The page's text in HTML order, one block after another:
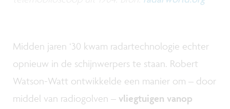
Midden jaren ‘30 kwam radartechnologie echter
opnieuw in de schijnwerpers te staan. Robert
Watson-Watt ontwikkelde een manier om – door
middel van radiogolven – vliegtuigen vanop